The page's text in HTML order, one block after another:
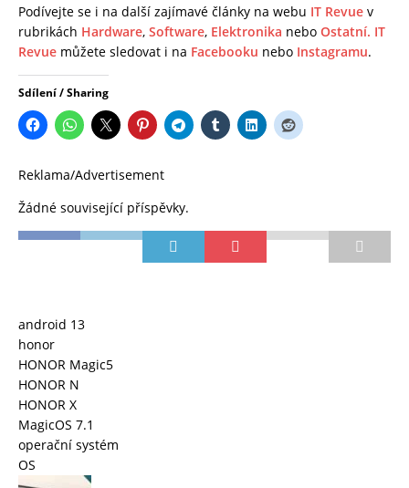
Podívejte se i na další zajímavé články na webu IT Revue v
rubrikách Hardware, Software, Elektronika nebo Ostatní. IT
Revue můžete sledovat i na Facebooku nebo Instagramu.
Sdílení / Sharing
Reklama/Advertisement
Žádné související příspěvky.
android 13
honor
HONOR Magic5
HONOR N
HONOR X
MagicOS 7.1
operační systém
OS